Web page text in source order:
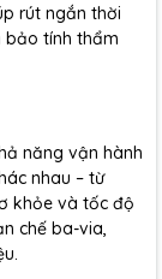
rút ngắn thời
bảo tính thẩm
năng vận hành
nhau – từ
khỏe và tốc độ
chế ba-via,